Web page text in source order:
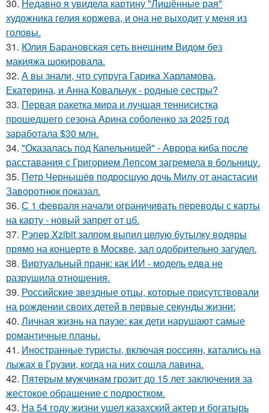
30. Недавно я увидела картину "Лишённые рая"
художника гелия коржева, и она не выходит у меня из
головы.
31. Юлия Барановская сеть внешним Видом без
макияжа шокировала.
32. А вы знали, что супруга Гарика Харламова,
Екатерина, и Анна Ковальчук - родные сестры?
33. Первая ракетка мира и лучшая теннисистка
прошедшего сезона Арина соболенко за 2025 год
заработала $30 млн.
34. "Оказалась под Капельницей" - Аврора киба после
расставания с Григорием Лепсом загремела в больницу.
35. Петр Чернышёв подросшую дочь Милу от анастасии
Заворотнюк показал.
36. С 1 февраля начали ограничивать переводы с карты
на карту - новый запрет от цб.
37. Рэпер Xzibit залпом выпил целую бутылку водяры
прямо на концерте в Москве, зал одобрительно загудел.
38. Виртуальный пранк: как ИИ - модель едва не
разрушила отношения.
39. Российские звездные отцы, которые присутствовали
на рождении своих детей в первые секунды жизни:
40. Личная жизнь на паузе: как дети нарушают самые
романтичные планы.
41. Иностранные туристы, включая россиян, катались на
лыжах в Грузии, когда на них сошла лавина.
42. Пятерым мужчинам грозит до 15 лет заключения за
жестокое обращение с подростком.
43. На 54 году жизни ушел казахский актер и богатырь